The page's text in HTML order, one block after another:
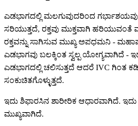
ಎಡಭಾಗದಲ್ಲಿ ಮಲಗುವುದರಿಂದ
ಸರಿಯುತ್ತದೆ, ರಕ್ತವು ಮುಕ್ತವಾಗಿ
ರಕ್ತವನ್ನು ಸಾಗಿಸುವ ಮುಖ್ಯ ಅಪಧಮನಿ -
ಎಡಭಾಗವು ಬಲಕ್ಕಿಂತ ಸ್ವಲ್ಪ ಯೋಗ್ಯವಾಗಿದೆ -
ಎಡಭಾಗದಲ್ಲಿ ಚಲಿಸುತ್ತದೆ ಆದರೆ IVC ಗಿಂತ
ಸಂಕುಚಿತಗೊಳ್ಳುತ್ತದೆ.
ಇದು ಶಿಫಾರಸಿನ ಶಾರೀರಿಕ ಆಧಾರವಾಗಿದೆ. ಇದು
ಮುಖ್ಯವಾಗಿದೆ.